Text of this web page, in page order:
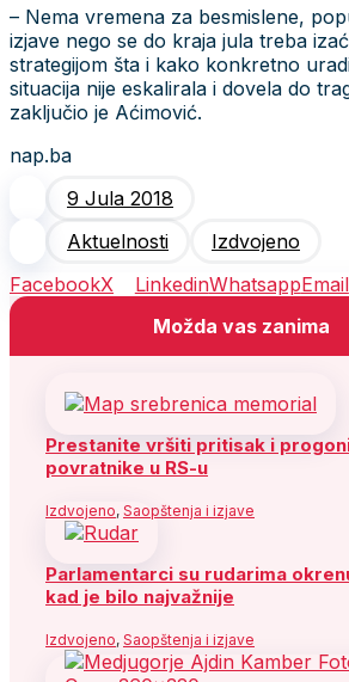
– Nema vremena za besmislene,
izjave nego se do kraja jula treba
strategijom šta i kako konkretno
situacija nije eskalirala i dovela do
zaključio je Aćimović.
nap.ba
9 Jula 2018
Aktuelnosti
Izdvojeno
FacebookX LinkedinWhatsappEmail
Možda vas zanima
Prestanite vršiti pritisak i
povratnike u RS-u
Izdvojeno, Saopštenja i izjave
Parlamentarci su rudarima
kad je bilo najvažnije
Izdvojeno, Saopštenja i izjave